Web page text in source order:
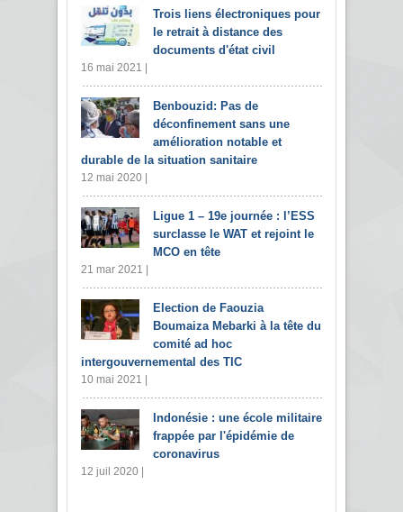
Trois liens électroniques pour
le retrait à distance des
documents d'état civil
16 mai 2021 |
Benbouzid: Pas de
déconfinement sans une
amélioration notable et
durable de la situation sanitaire
12 mai 2020 |
Ligue 1 – 19e journée : l’ESS
surclasse le WAT et rejoint le
MCO en tête
21 mar 2021 |
Election de Faouzia
Boumaiza Mebarki à la tête du
comité ad hoc
intergouvernemental des TIC
10 mai 2021 |
Indonésie : une école militaire
frappée par l'épidémie de
coronavirus
12 juil 2020 |